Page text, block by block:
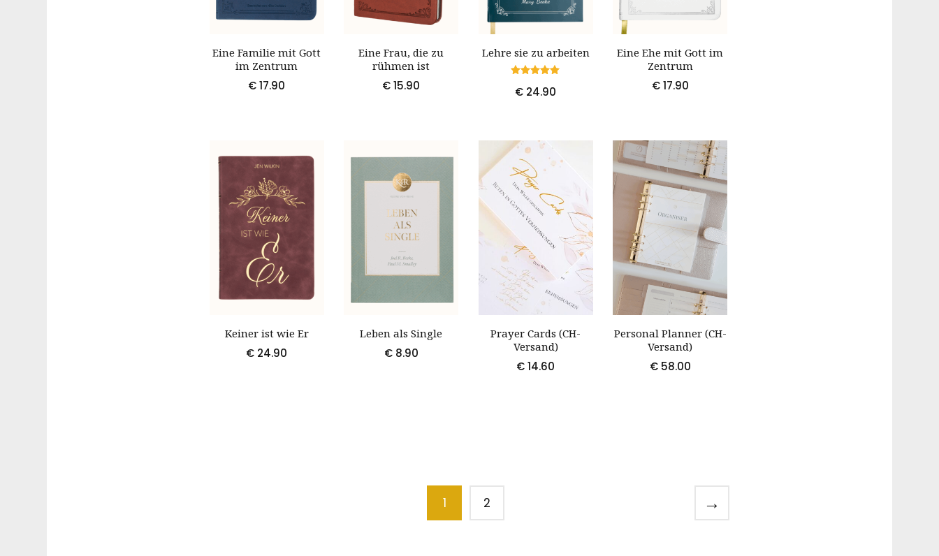
Eine Familie mit Gott
im Zentrum
€17.90
Eine Frau, die zu
rühmen ist
€15.90
Lehre sie zu arbeiten
mit
€ 24.90
Eine Ehe mit Gott im
Zentrum
€17.90
Keiner ist wie Er
€ 24.90
Leben als Single
€8.90
Prayer Cards (CH-
Versand)
€14.60
Personal Planner (CH-
Versand)
€58.00
1 2 →